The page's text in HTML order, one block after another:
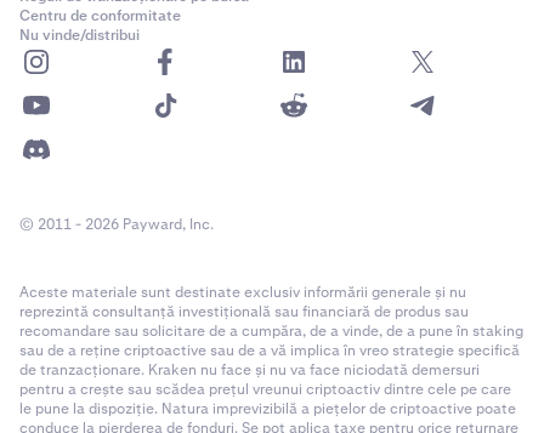
Centru de conformitate
Nu vinde/distribui
© 2011 - 2026 Payward, Inc.
Aceste materiale sunt destinate exclusiv informării generale și nu
reprezintă consultanță investițională sau financiară de produs sau
recomandare sau solicitare de a cumpăra, de a vinde, de a pune în staking
sau de a reține criptoactive sau de a vă implica în vreo strategie specifică
de tranzacționare. Kraken nu face și nu va face niciodată demersuri
pentru a crește sau scădea prețul vreunui criptoactiv dintre cele pe care
le pune la dispoziție. Natura imprevizibilă a piețelor de criptoactive poate
conduce la pierderea de fonduri. Se pot aplica taxe pentru orice returnare